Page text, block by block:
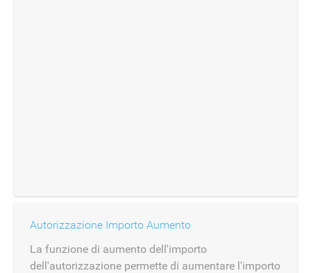
Autorizzazione Importo Aumento
La funzione di aumento dell'importo
dell'autorizzazione permette di aumentare l'importo